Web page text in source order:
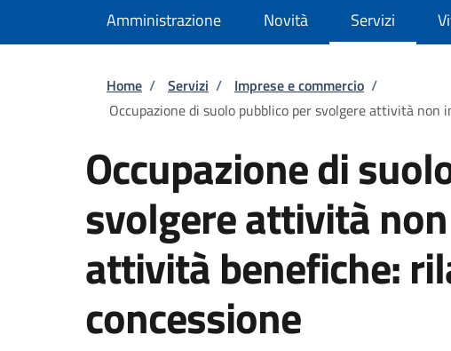
Amministrazione Novità Servizi
Briciole di pane
Home / Servizi / Imprese e commercio /
Occupazione di suolo pubblico per svolgere attività
Occupazione di
svolgere attività
attività benefiche:
concessione